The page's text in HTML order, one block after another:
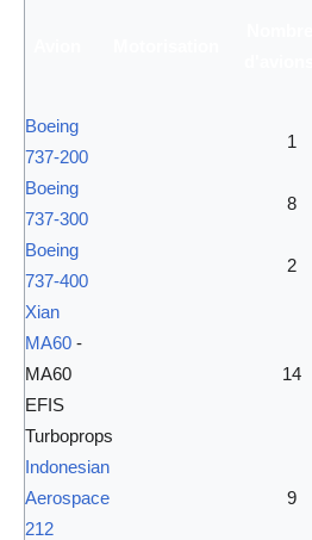
Boeing
737-200
1
Boeing
737-300
8
Boeing
737-400
2
Xian
MA60 -
MA60
EFIS
Turboprops
14
Indonesian
Aerospace
212
9